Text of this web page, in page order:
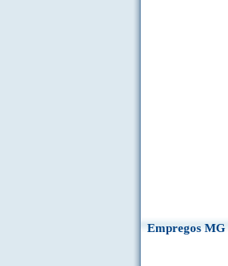
Empregos MG